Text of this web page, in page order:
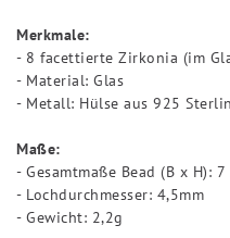
Merkmale:
- 8 facettierte Zirkonia (im
- Material: Glas
- Metall: Hülse aus 925
Maße:
- Gesamtmaße Bead (B x H):
- Lochdurchmesser: 4,5mm
- Gewicht: 2,2g